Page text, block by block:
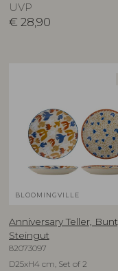
UVP
€ 28,90
BLOOMINGVILLE
Anniversary Teller, Bunt,
Steingut
82073097
D25xH4 cm, Set of 2